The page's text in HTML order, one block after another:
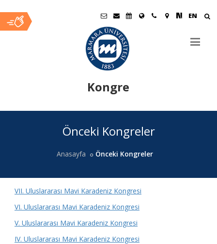
EN
Kongre
Önceki Kongreler
Anasayfa Önceki Kongreler
VII. Uluslararası Mavi Karadeniz Kongresi
VI. Uluslararası Mavi Karadeniz Kongresi
V. Uluslararası Mavi Karadeniz Kongresi
IV. Uluslararası Mavi Karadeniz Kongresi